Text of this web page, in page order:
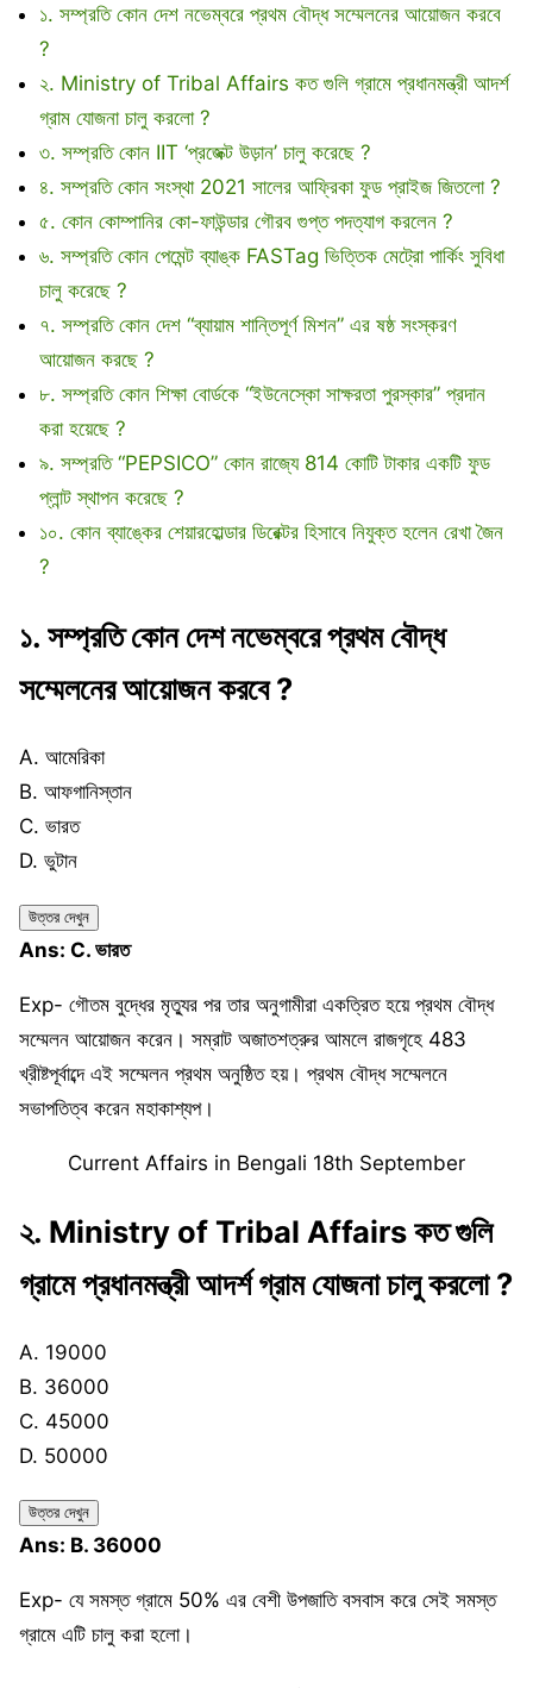
১. সম্প্রতি কোন দেশ নভেম্বরে প্রথম বৌদ্ধ সম্মেলনের আয়োজন করবে
?
২. Ministry of Tribal Affairs কত গুলি গ্রামে প্রধানমন্ত্রী আদর্শ
গ্রাম যোজনা চালু করলো ?
৩. সম্প্রতি কোন IIT ‘প্রজেক্ট উড়ান’ চালু করেছে ?
৪. সম্প্রতি কোন সংস্থা 2021 সালের আফ্রিকা ফুড প্রাইজ জিতলো ?
৫. কোন কোম্পানির কো-ফাউন্ডার গৌরব গুপ্ত পদত্যাগ করলেন ?
৬. সম্প্রতি কোন পেমেন্ট ব্যাঙ্ক FASTag ভিত্তিক মেট্রো পার্কিং সুবিধা
চালু করেছে ?
৭. সম্প্রতি কোন দেশ “ব্যায়াম শান্তিপূর্ণ মিশন” এর ষষ্ঠ সংস্করণ
আয়োজন করছে ?
৮. সম্প্রতি কোন শিক্ষা বোর্ডকে “ইউনেস্কো সাক্ষরতা পুরস্কার” প্রদান
করা হয়েছে ?
৯. সম্প্রতি “PEPSICO” কোন রাজ্যে 814 কোটি টাকার একটি ফুড
প্লান্ট স্থাপন করেছে ?
১০. কোন ব্যাঙ্কের শেয়ারহোল্ডার ডিরেক্টর হিসাবে নিযুক্ত হলেন রেখা জৈন
?
১. সম্প্রতি কোন দেশ নভেম্বরে প্রথম বৌদ্ধ
সম্মেলনের আয়োজন করবে ?
A. আমেরিকা
B. আফগানিস্তান
C. ভারত
D. ভুটান
উত্তর দেখুন
Ans: C. ভারত
Exp- গৌতম বুদ্ধের মৃত্যুর পর তার অনুগামীরা একত্রিত হয়ে প্রথম বৌদ্ধ
সম্মেলন আয়োজন করেন। সম্রাট অজাতশত্রুর আমলে রাজগৃহে 483
খ্রীষ্টপূর্বাব্দে এই সম্মেলন প্রথম অনুষ্ঠিত হয়। প্রথম বৌদ্ধ সম্মেলনে
সভাপতিত্ব করেন মহাকাশ্যপ।
Current Affairs in Bengali 18th September
২. Ministry of Tribal Affairs কত গুলি
গ্রামে প্রধানমন্ত্রী আদর্শ গ্রাম যোজনা চালু করলো ?
A. 19000
B. 36000
C. 45000
D. 50000
উত্তর দেখুন
Ans: B. 36000
Exp- যে সমস্ত গ্রামে 50% এর বেশী উপজাতি বসবাস করে সেই সমস্ত
গ্রামে এটি চালু করা হলো।